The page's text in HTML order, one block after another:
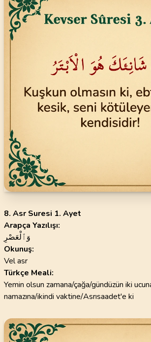
8. Asr Suresi 1. Ayet
Arapça Yazılışı:
وَٱلْعَصْرِ
Okunuş:
Vel asr
Türkçe Meali:
Yemin olsun zamana/çağa/gündüzün iki
namazına/ikindi vaktine/Asrısaadet'e ki